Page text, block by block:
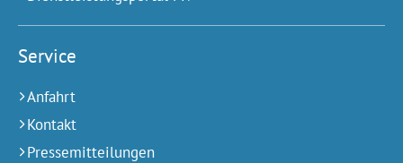
Service
Anfahrt
Kontakt
Pressemitteilungen